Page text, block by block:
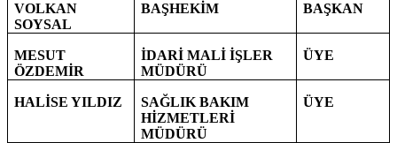
VOLKAN
SOYSAL
BAŞHEKİM BAŞKAN
MESUT
ÖZDEMİR
İDARİ MALİ İŞLER
MÜDÜRÜ
ÜYE
HALİSE YILDIZ
SAĞLIK BAKIM
HİZMETLERİ
MÜDÜRÜ
ÜYE